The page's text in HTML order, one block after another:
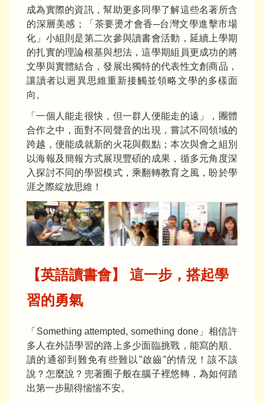
成為實際的資訊，幫助更多同學了解這些名著所含
的深層美感；「茶要燙才會香─台灣文學進擊市場
化」小組則是第二次參與讀書會活動，延續上學期
的扎實的理論根基與想法，這學期組員更成功的將
文學與實體結合，發展出獨特的代表性文創商品，
讓讀者以迥異思維重新接觸並領略文學的多樣面
向。
「一個人能走很快，但一群人便能走的遠」，團體
合作之中，面對不同聲音的出現，嘗試不同領域的
跨越，便能成就新的火花與觀點；本次與會之組別
以海報及簡報方式展現豐碩的成果，循多元角度深
入探討不同的學習模式，乘翻轉教育之風，盼於學
涯之際綻放思維！
【英語讀書會】 這一步，搭起學
習的勇氣
「Something attempted, something done」相信許
多人在外語學習的路上多少面臨挑戰，能寫的順、
讀的通卻到難免有些難以”啟齒”的情況！該不該
說？怎麼說？兜著圈子般在腦子裡悠轉，為如何踏
出第一步顯得惴惴不安。